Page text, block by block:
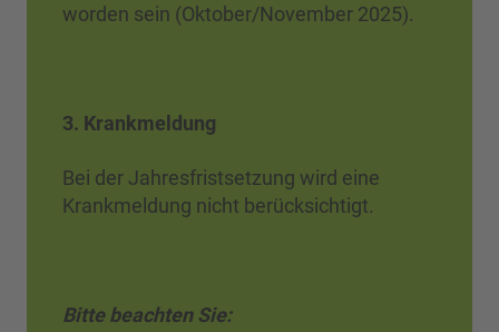
worden sein (Oktober/November 2025).
3. Krankmeldung
Bei der Jahresfristsetzung wird eine
Krankmeldung nicht berücksichtigt.
Bitte beachten Sie: